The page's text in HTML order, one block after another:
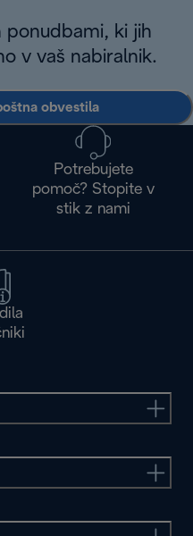
ponudbami, ki jih
v vaš nabiralnik.
obvestila
Potrebujete
pomoč? Stopite v
stik z nami